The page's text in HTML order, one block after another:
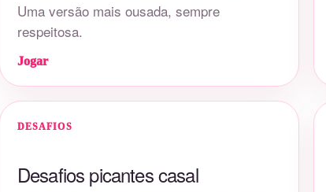
Uma versão mais ousada, sempre
respeitosa.
Jogar
DESAFIOS
Desafios picantes casal